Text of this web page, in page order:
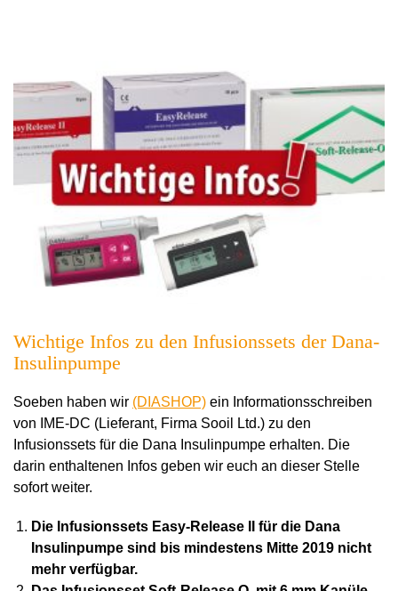
Wichtige Infos zu den Infusionssets der Dana-
Insulinpumpe
Soeben haben wir (DIASHOP) ein Informationsschreiben
von IME-DC (Lieferant, Firma Sooil Ltd.) zu den
Infusionssets für die Dana Insulinpumpe erhalten. Die
darin enthaltenen Infos geben wir euch an dieser Stelle
sofort weiter.
Die Infusionssets Easy-Release II für die Dana
Insulinpumpe sind bis mindestens Mitte 2019 nicht
mehr verfügbar.